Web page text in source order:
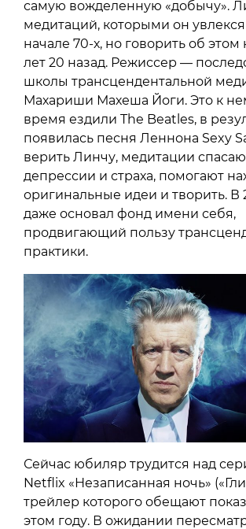
самую вожделенную «добычу».
медитаций, которыми он
начале 70-х, но говорить об этом
лет 20 назад. Режиссер —
школы трансцендентальной
Махариши Махеша Йоги. Это к
время ездили The Beatles, в
появилась песня Леннона Sexy
верить Линчу, медитации
депрессии и страха, помогают
оригинальные идеи и творить. В
даже основал фонд имени себя,
продвигающий пользу
практики.
Сейчас юбиляр трудится над
Netflix «Незаписанная ночь»
трейлер которого обещают
этом году. В ожидании